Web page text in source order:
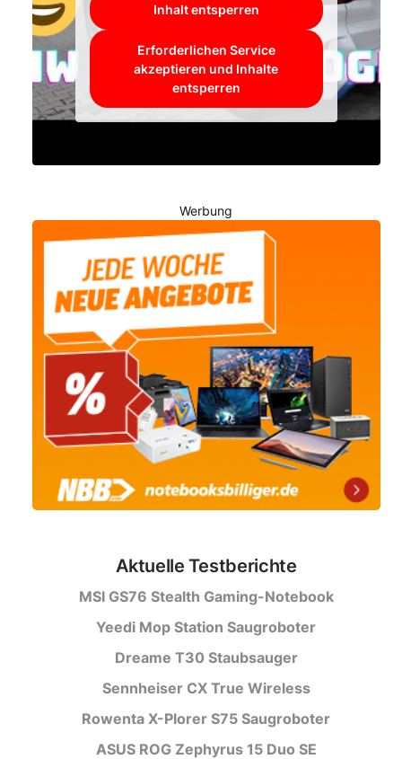
Inhalt entsperren
Erforderlichen Service
akzeptieren und Inhalte
entsperren
Werbung
Aktuelle Testberichte
MSI GS76 Stealth Gaming-Notebook
Yeedi Mop Station Saugroboter
Dreame T30 Staubsauger
Sennheiser CX True Wireless
Rowenta X-Plorer S75 Saugroboter
ASUS ROG Zephyrus 15 Duo SE